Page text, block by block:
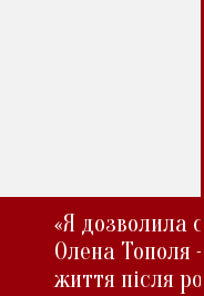
«Я дозволила
Олена Тополя
життя після